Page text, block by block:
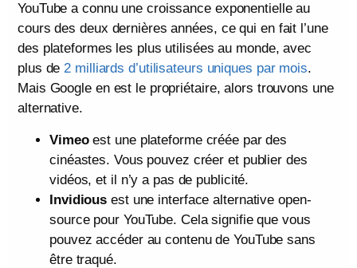
YouTube a connu une croissance exponentielle au
cours des deux dernières années, ce qui en fait l’une
des plateformes les plus utilisées au monde, avec
plus de2 milliards d’utilisateurs uniques par mois.
Mais Google en est le propriétaire, alors trouvons une
alternative.
Vimeoest une plateforme créée par des
cinéastes. Vous pouvez créer et publier des
vidéos, et il n’y a pas de publicité.
Invidious est une interface alternative open-
source pour YouTube. Cela signifie que vous
pouvez accéder au contenu de YouTube sans
être traqué.